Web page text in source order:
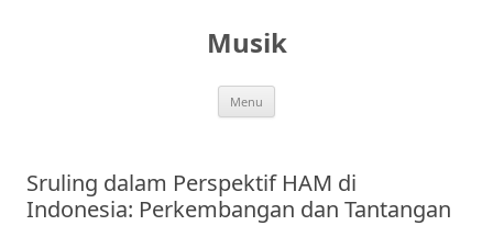
Musik
Menu
Sruling dalam Perspektif HAM di
Indonesia: Perkembangan dan Tantangan